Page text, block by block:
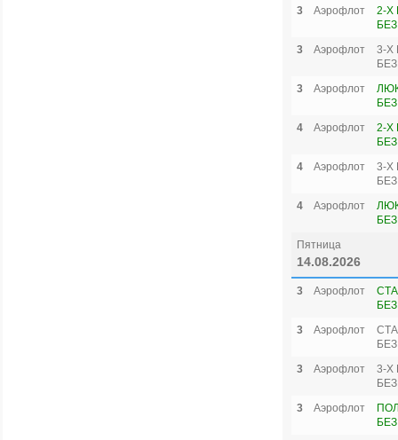
3 Аэрофлот
2-Х
3
Аэрофлот
3-Х
3
Аэрофлот
4
Аэрофлот
2-Х
4
Аэрофлот
3-Х
4
Аэрофлот
Пятница
14.08.2026
3 Аэрофлот
3
Аэрофлот
3
Аэрофлот
3-Х
3
Аэрофлот